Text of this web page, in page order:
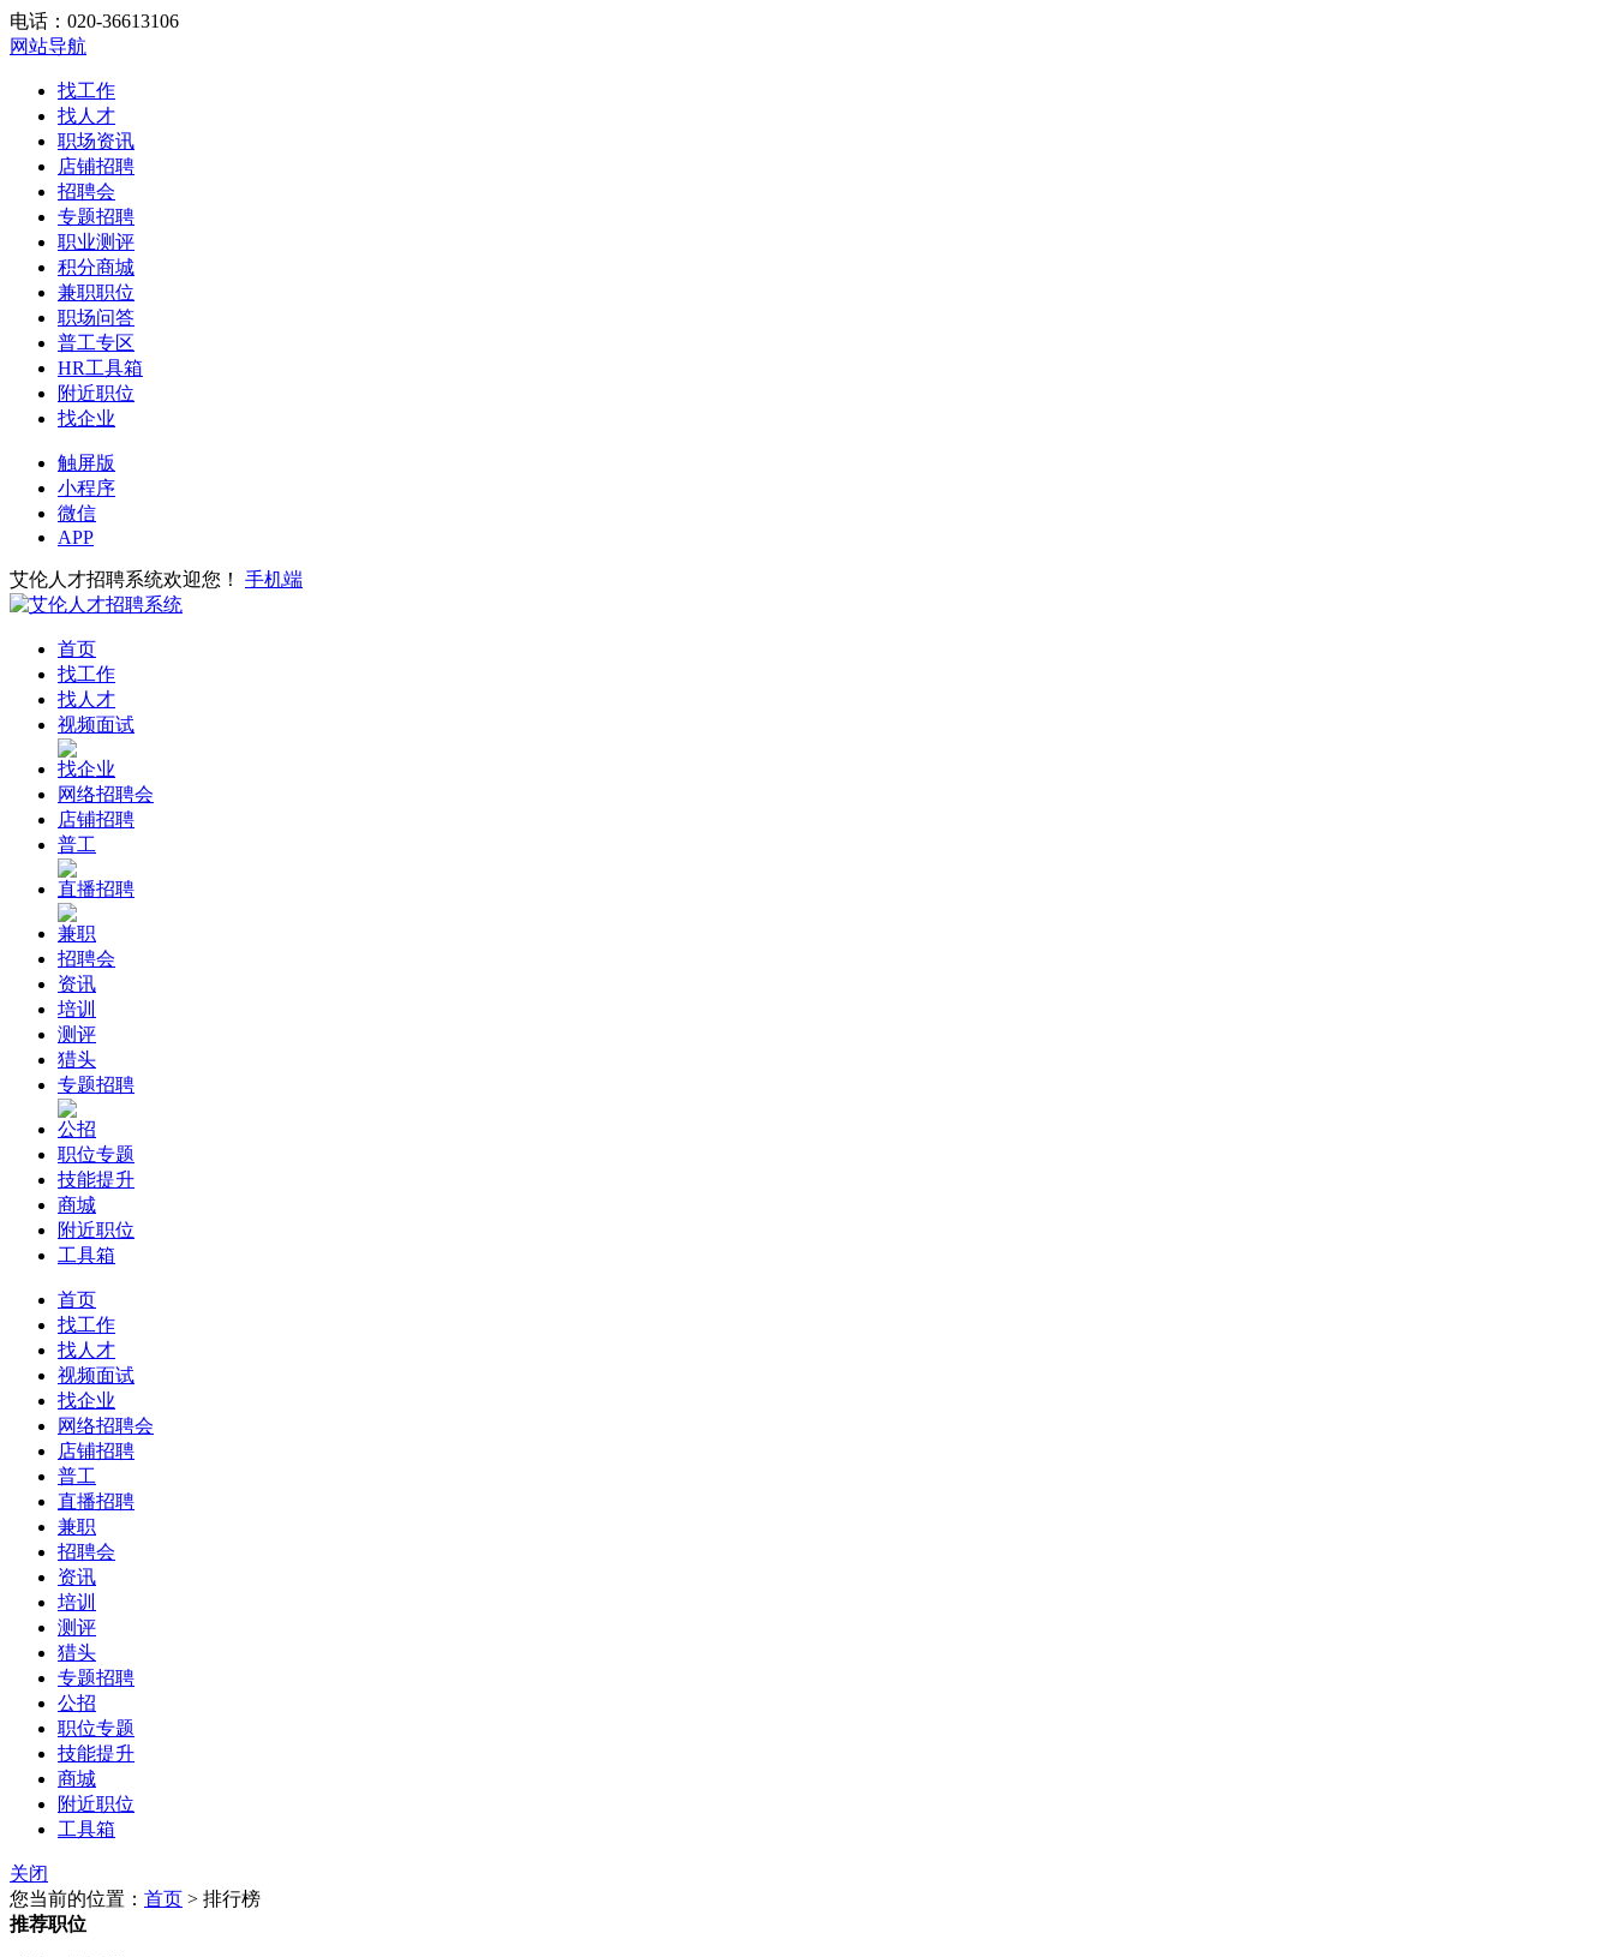
电话：020-36613106
网站导航
找工作
找人才
职场资讯
店铺招聘
招聘会
专题招聘
职业测评
积分商城
兼职职位
职场问答
普工专区
HR工具箱
附近职位
找企业
触屏版
小程序
微信
APP
艾伦人才招聘系统欢迎您！ 手机端
首页
找工作
找人才
视频面试
找企业
网络招聘会
店铺招聘
普工
直播招聘
兼职
招聘会
资讯
培训
测评
猎头
专题招聘
公招
职位专题
技能提升
商城
附近职位
工具箱
首页
找工作
找人才
视频面试
找企业
网络招聘会
店铺招聘
普工
直播招聘
兼职
招聘会
资讯
培训
测评
猎头
专题招聘
公招
职位专题
技能提升
商城
附近职位
工具箱
关闭
您当前的位置： 首页 > 排行榜
推荐职位